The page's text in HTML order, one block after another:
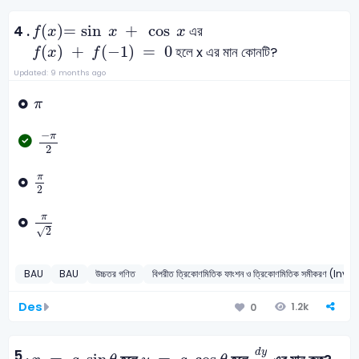
4 . f(x)= sin x + cos x
fx=sin x+ cos x এর
f(x) + f(−1) = 0
fx+ (-1)= 0 হলে x এর মান কোনটি?
Updated: 9 months ago
π
π
−π
2
-π
π
2
π
π
√2
π2
BAU BAU উচ্চতর গণিত বিপরীত ত্রিকোণমিতিক ফাংশন ও ত্রিকোণমিতিক
Des 0 1.2k
x sinθ y acos θ dy
dy